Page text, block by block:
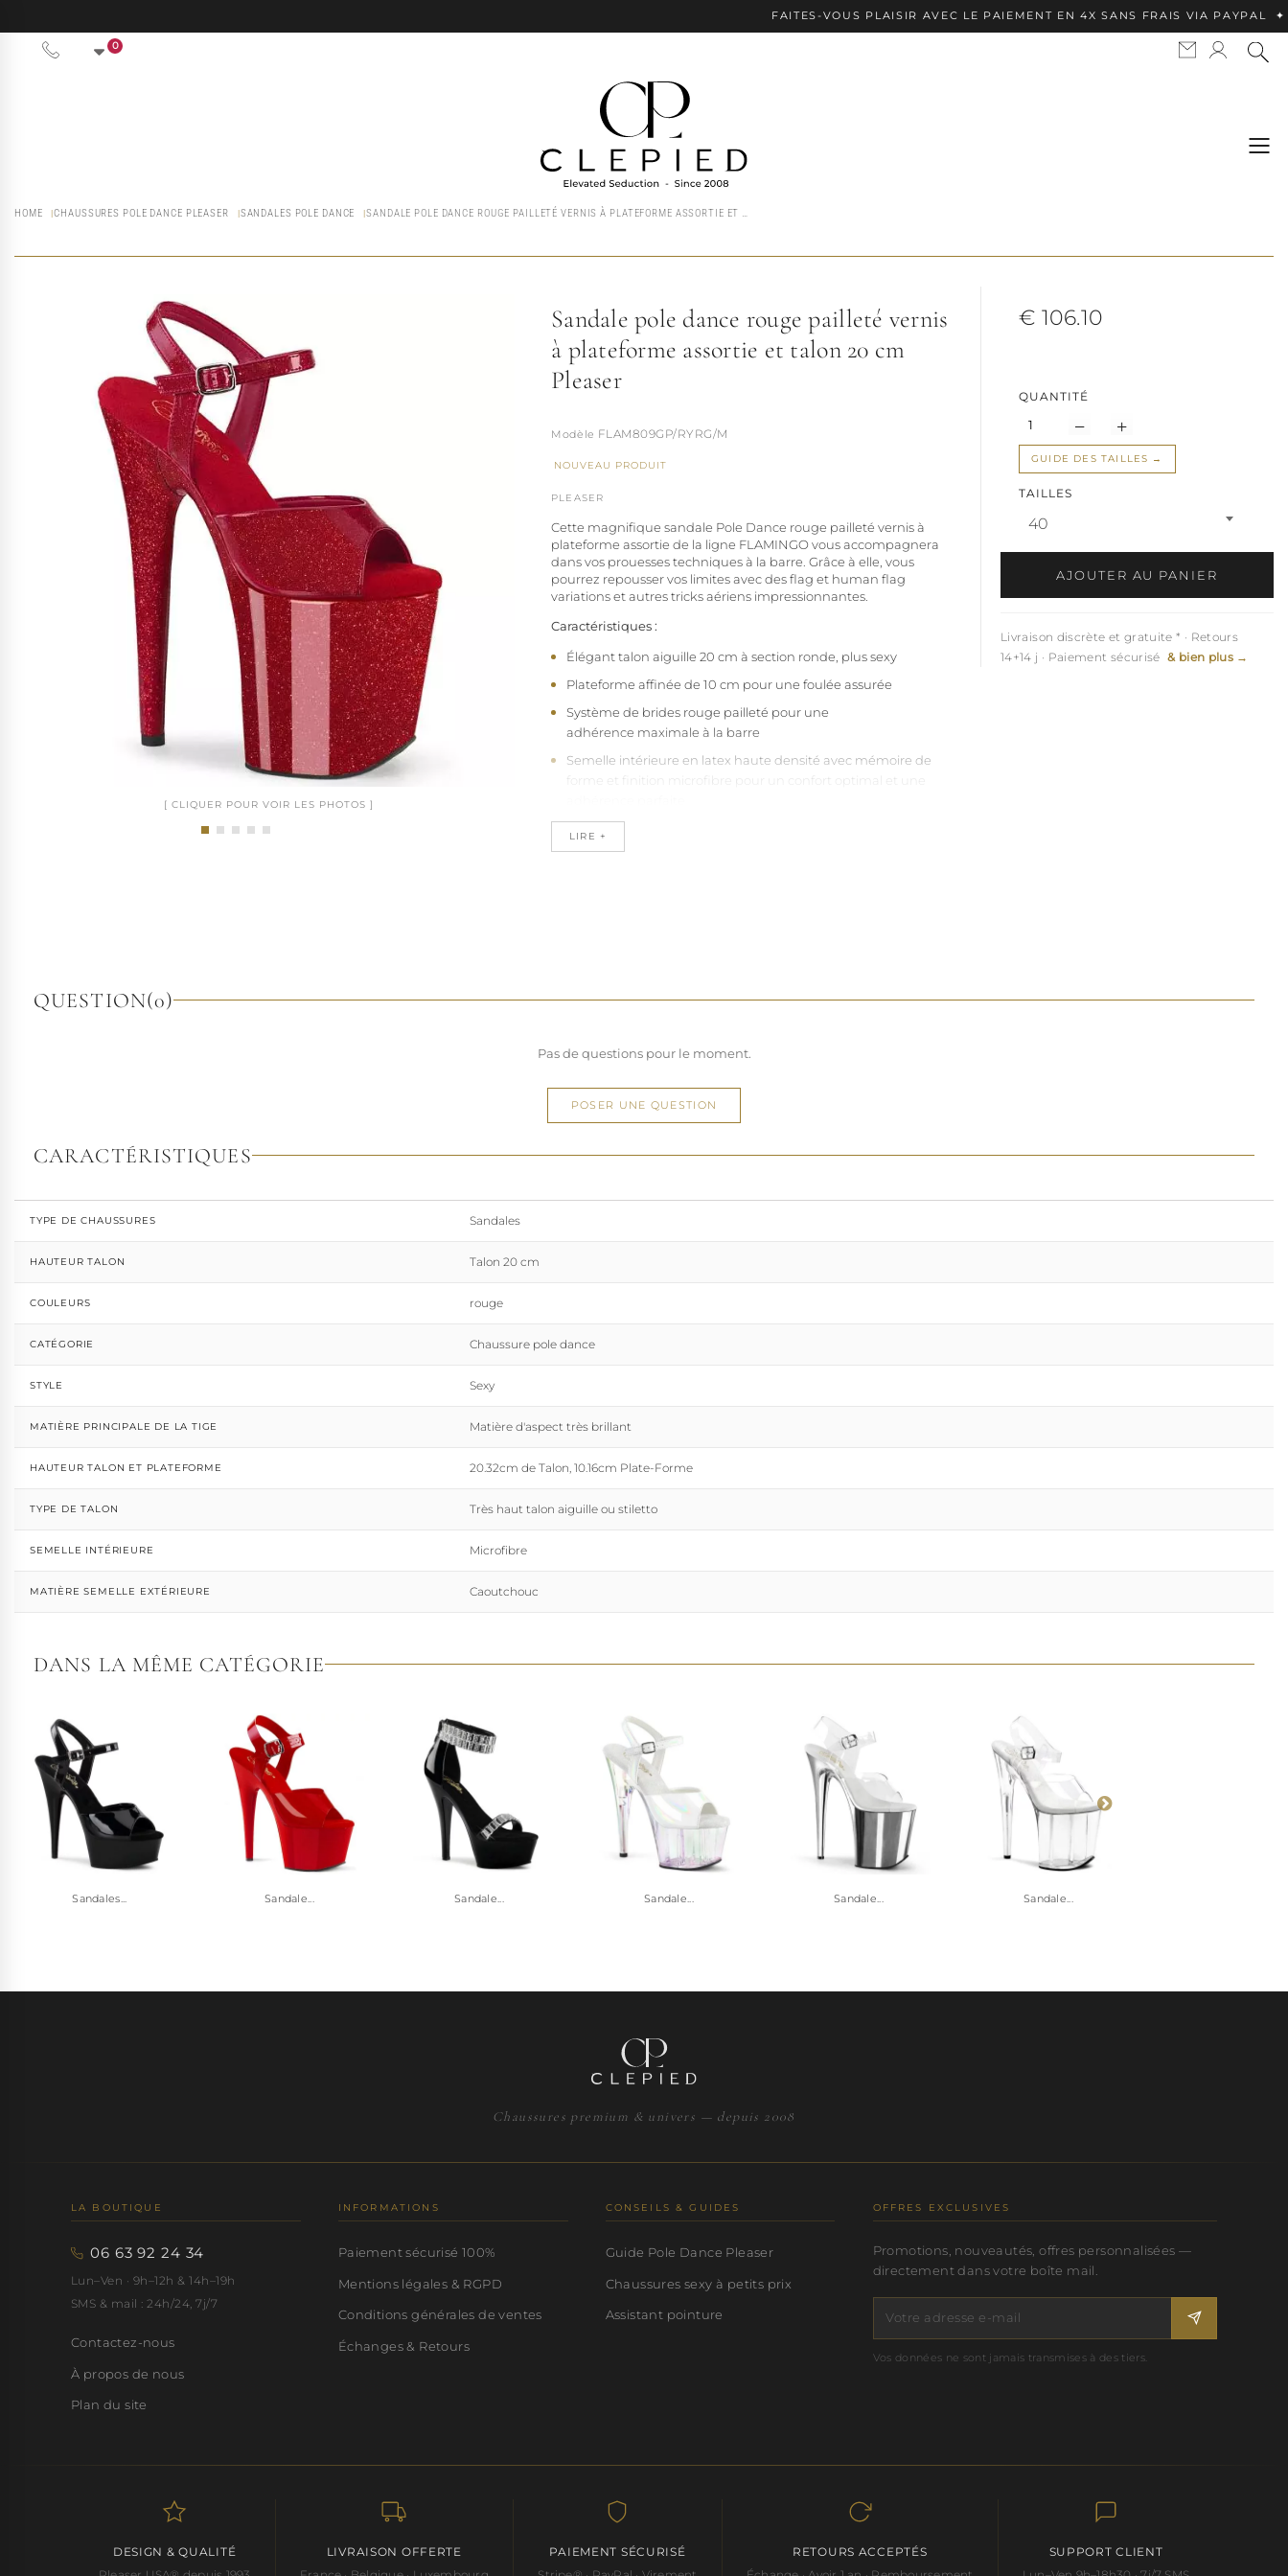
FAITES-VOUS PLAISIR AVEC LE PAIEMENT EN 4X SANS FRAIS VIA PAYPAL ✦
0
HOME CHAUSSURES POLE DANCE PLEASER SANDALES POLE DANCE SANDALE POLE DANCE ROUGE PAILLETÉ VERNIS À PLATEFORME ASSORTIE ET TALON 20 CM PLEASER
Sandale pole dance rouge pailleté vernis
à plateforme assortie et talon 20 cm
Pleaser
FLAM809GP/RYRG/M
NOUVEAU PRODUIT
PLEASER
Cette magnifique sandale Pole Dance rouge pailleté vernis à
plateforme assortie de la ligne FLAMINGO vous accompagnera
dans vos prouesses techniques à la barre. Grâce à elle, vous
pourrez repousser vos limites avec des flag et human flag
variations et autres tricks aériens impressionnantes.
Caractéristiques :
Élégant talon aiguille 20 cm à section ronde, plus sexy
Plateforme affinée de 10 cm pour une foulée assurée
Système de brides rouge pailleté pour une
adhérence maximale à la barre
Semelle intérieure en latex haute densité avec mémoire de
forme et finition microfibre pour un confort optimal et une
adhérence
collection. Commandez dès aujourd'hui et profitez de la livraison
offerte !
LIRE +
€ 106.10
QUANTITÉ
GUIDE DES TAILLES
TAILLES
40
AJOUTER AU PANIER
Livraison discrète et gratuite * · Retours
14+14 j · Paiement sécurisé & bien plus →
QUESTION(0)
Pas de questions pour le moment.
POSER UNE QUESTION
CARACTÉRISTIQUES
TYPE DE CHAUSSURES Sandales
HAUTEUR TALON Talon 20 cm
COULEURS rouge
CATÉGORIE Chaussure pole dance
STYLE Sexy
MATIÈRE PRINCIPALE DE LA TIGE Matière d'aspect très brillant
HAUTEUR TALON ET PLATEFORME 20.32cm de Talon, 10.16cm Plate-Forme
TYPE DE TALON Très haut talon aiguille ou stiletto
SEMELLE INTÉRIEURE Microfibre
MATIÈRE SEMELLE EXTÉRIEURE Caoutchouc
DANS LA MÊME CATÉGORIE
Sandales... Sandale... Sandale... Sandale... Sandale... Sandale...
Chaussures premium & univers — depuis 2008
LA BOUTIQUE
06 63 92 24 34
Lun–Ven · 9h–12h & 14h–19h
SMS & mail : 24h/24, 7j/7
Contactez-nous
À propos de nous
Plan du site
INFORMATIONS
Paiement sécurisé 100%
Mentions légales & RGPD
Conditions générales de ventes
Échanges & Retours
CONSEILS & GUIDES
Guide Pole Dance Pleaser
Chaussures sexy à petits prix
Assistant pointure
OFFRES EXCLUSIVES
Promotions, nouveautés, offres personnalisées —
directement dans votre boîte mail.
Vos données ne sont jamais transmises à des tiers.
DESIGN & QUALITÉ LIVRAISON OFFERTE PAIEMENT SÉCURISÉ RETOURS ACCEPTÉS SUPPORT CLIENT